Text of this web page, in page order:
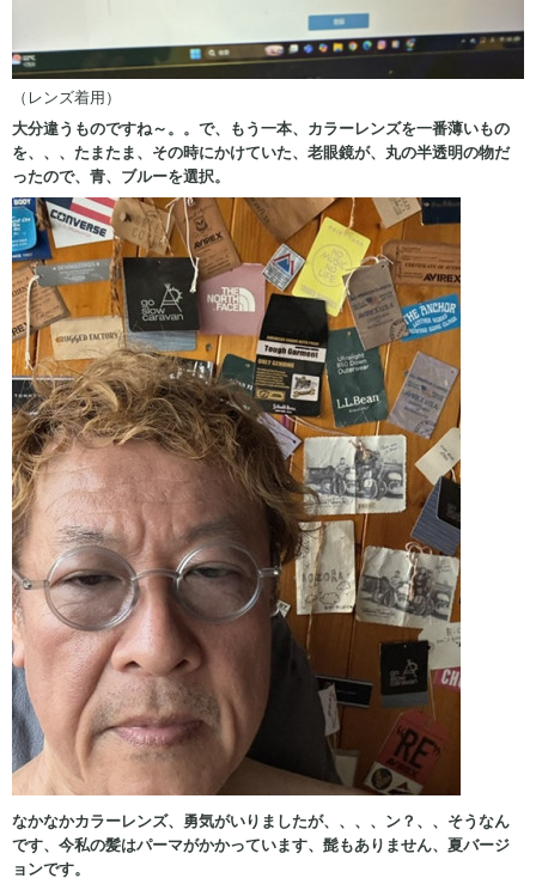
（レンズ着用）
大分違うものですね～。。で、もう一本、カラーレンズを一番薄いもの
を、、、たまたま、その時にかけていた、老眼鏡が、丸の半透明の物だ
ったので、青、ブルーを選択。
なかなかカラーレンズ、勇気がいりましたが、、、、ン？、、そうなん
です、今私の髪はパーマがかかっています、髭もありません、夏バージ
ョンです。